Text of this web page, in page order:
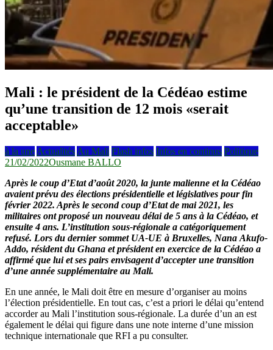
Mali : le président de la Cédéao estime
qu’une transition de 12 mois «serait
acceptable»
à la une Actualités Au Mali Flash infos Infos en continus Politique
21/02/2022Ousmane BALLO
Après le coup d’Etat d’août 2020, la junte malienne et la Cédéao
avaient prévu des élections présidentielle et législatives pour fin
février 2022. Après le second coup d’Etat de mai 2021, les
militaires ont proposé un nouveau délai de 5 ans à la Cédéao, et
ensuite 4 ans. L’institution sous-régionale a catégoriquement
refusé. Lors du dernier sommet UA-UE à Bruxelles, Nana Akufo-
Addo, résident du Ghana et président en exercice de la Cédéao a
affirmé que lui et ses pairs envisagent d’accepter une transition
d’une année supplémentaire au Mali.
En une année, le Mali doit être en mesure d’organiser au moins
l’élection présidentielle. En tout cas, c’est a priori le délai qu’entend
accorder au Mali l’institution sous-régionale. La durée d’un an est
également le délai qui figure dans une note interne d’une mission
technique internationale que RFI a pu consulter.